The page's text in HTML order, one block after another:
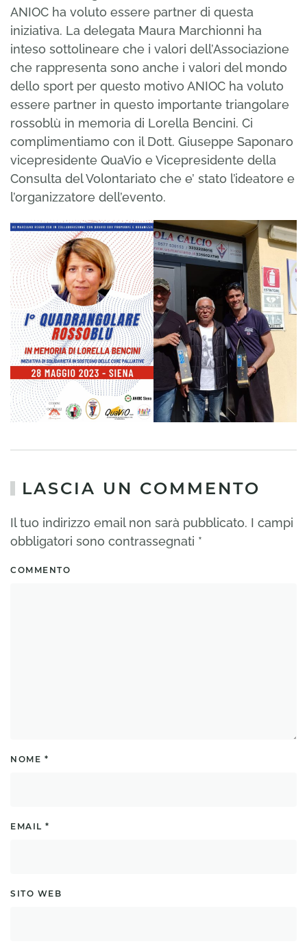
ANIOC ha voluto essere partner di questa
iniziativa. La delegata Maura Marchionni ha
inteso sottolineare che i valori dell’Associazione
che rappresenta sono anche i valori del mondo
dello sport per questo motivo ANIOC ha voluto
essere partner in questo importante triangolare
rossoblù in memoria di Lorella Bencini. Ci
complimentiamo con il Dott. Giuseppe Saponaro
vicepresidente QuaVio e Vicepresidente della
Consulta del Volontariato che e’ stato l’ideatore e
l’organizzatore dell’evento.
LASCIA UN COMMENTO
Il tuo indirizzo email non sarà pubblicato. I campi
obbligatori sono contrassegnati *
COMMENTO
NOME *
EMAIL *
SITO WEB